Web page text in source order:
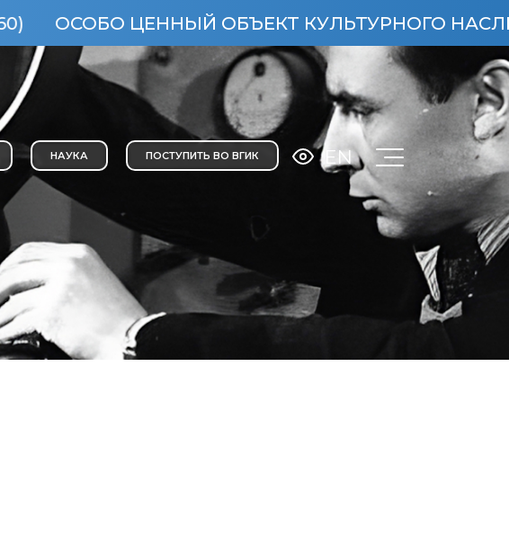
ЦЕННЫЙ ОБЪЕКТ КУЛЬТУРНОГО НАСЛЕДИЯ
НАУКА ПОСТУПИТЬ ВО ВГИК EN